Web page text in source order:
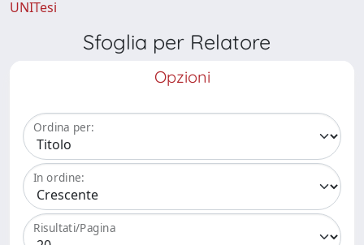
UNITesi
Sfoglia per Relatore
Opzioni
Ordina per:
In ordine:
Risultati/Pagina